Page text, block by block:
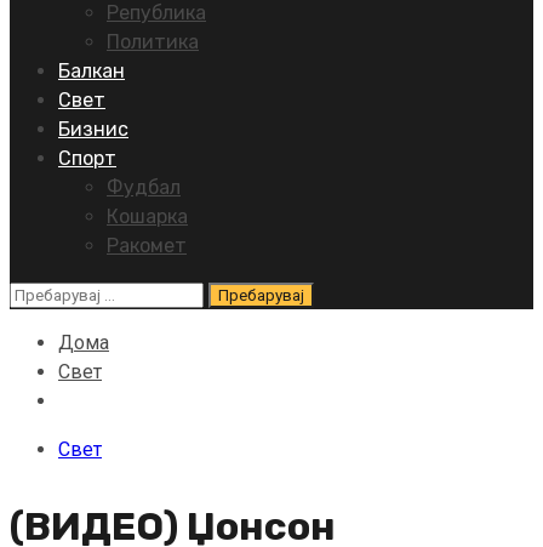
Република
Политика
Балкан
Свет
Бизнис
Спорт
Фудбал
Кошарка
Ракомет
Пребарувај
Дома
Свет
Свет
(ВИДЕО) Џонсон